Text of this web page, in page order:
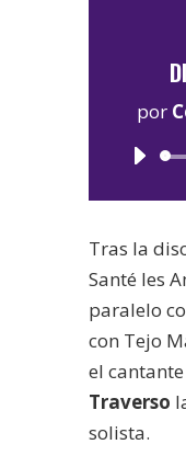
por
Tras la
Santé les
paralelo
con Tejo
el
Traverso
solista.